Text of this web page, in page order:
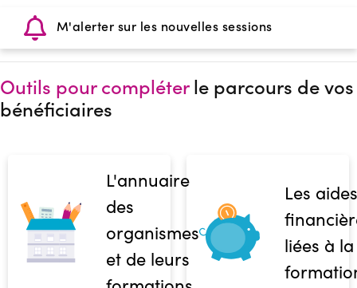
M'alerter sur les nouvelles sessions
Outils pour compléterle parcours de vos
bénéficiaires
L'annuaire
des
organismes
et de leurs
Les aides
liées à la